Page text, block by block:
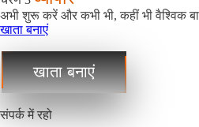
अभी शुरू करें और कभी भी, कहीं भी वैश्विक
खाता बनाएं
खाता बनाएं
संपर्क में रहो